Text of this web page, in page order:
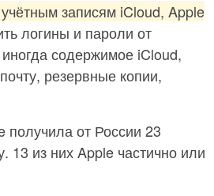
записям iCloud, Apple
логины и пароли от
содержимое iCloud,
резервные копии,
от России 23
13 из них Apple частично или